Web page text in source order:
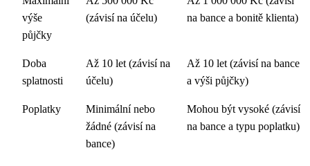
výše
půjčky
(závisí na účelu)
na bance a bonitě klienta)
Doba
splatnosti
Až 10 let (závisí na
účelu)
Až 10 let (závisí na bance
a výši půjčky)
Poplatky
Minimální nebo
žádné (závisí na
bance)
Mohou být vysoké (závisí
na bance a typu poplatku)